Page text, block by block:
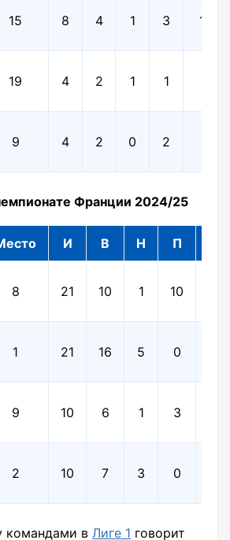
15 8 4 1 3 14-9
19 4 2 1 1
9 4 2 0 2
Франции 2024/25
И В Н П
8 21 10 1 10
1 21 16 5 0
9 10 6 1 3
2 10 7 3 0
командами в Лиге 1 говорит